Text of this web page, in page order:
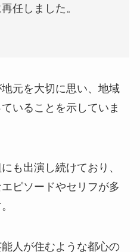
任しました。
元を大切に思い、地域
いることを示していま
も出演し続けており、
ピソードやセリフが多
人が住むような都心の